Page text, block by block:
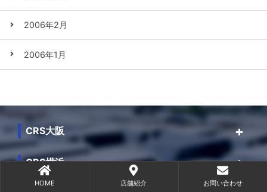
2006年2月
2006年1月
CRS大阪
CRS横浜
HOME 店舗紹介 お問い合わせ